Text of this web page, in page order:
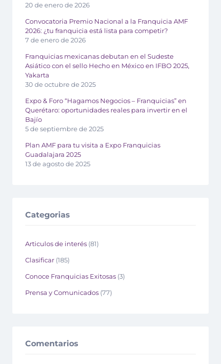
20 de enero de 2026
Convocatoria Premio Nacional a la Franquicia AMF
2026: ¿tu franquicia está lista para competir?
7 de enero de 2026
Franquicias mexicanas debutan en el Sudeste
Asiático con el sello Hecho en México en IFBO 2025,
Yakarta
30 de octubre de 2025
Expo & Foro “Hagamos Negocios – Franquicias” en
Querétaro: oportunidades reales para invertir en el
Bajío
5 de septiembre de 2025
Plan AMF para tu visita a Expo Franquicias
Guadalajara 2025
13 de agosto de 2025
Categorias
Articulos de interés (81)
Clasificar (185)
Conoce Franquicias Exitosas (3)
Prensa y Comunicados (77)
Comentarios